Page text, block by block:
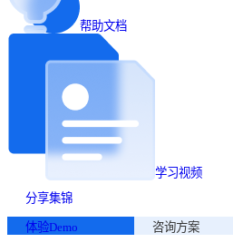
帮助文档
学习视频
分享集锦
体验Demo 咨询方案